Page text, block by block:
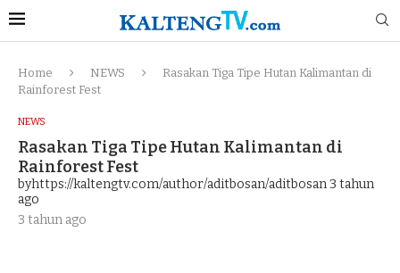
Home NEWS
Rasakan Tiga Tipe Hutan Kalimantan di
Rainforest Fest
NEWS
Rasakan Tiga Tipe Hutan Kalimantan di
Rainforest Fest
byhttps://kaltengtv.com/author/aditbosan/aditbosan3 tahun
ago
3 tahun ago